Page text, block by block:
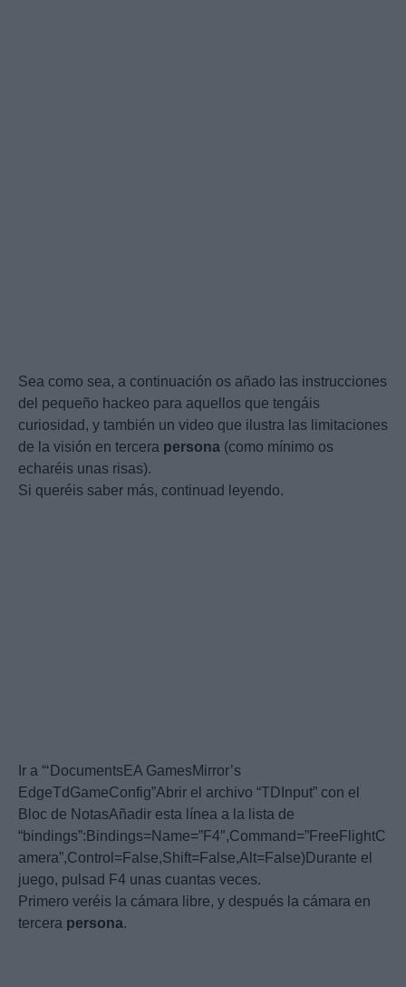
Sea como sea, a continuación os añado las instrucciones
del pequeño hackeo para aquellos que tengáis
curiosidad, y también un video que ilustra las limitaciones
de la visión en tercera persona (como mínimo os
echaréis unas risas).
Si queréis saber más, continuad leyendo.
Ir a “‘DocumentsEA GamesMirror’s
EdgeTdGameConfig”Abrir el archivo “TDInput” con el
Bloc de NotasAñadir esta línea a la lista de
“bindings”:Bindings=Name=”F4″,Command=”FreeFlightC
amera”,Control=False,Shift=False,Alt=False)Durante el
juego, pulsad F4 unas cuantas veces.
Primero veréis la cámara libre, y después la cámara en
tercera persona.